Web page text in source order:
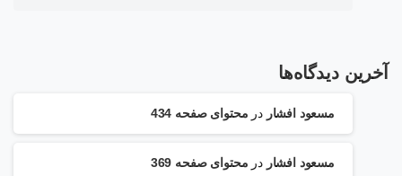
آخرین دیدگاه‌ها
مسعود افشار در محتوای صفحه 434
مسعود افشار در محتوای صفحه 369